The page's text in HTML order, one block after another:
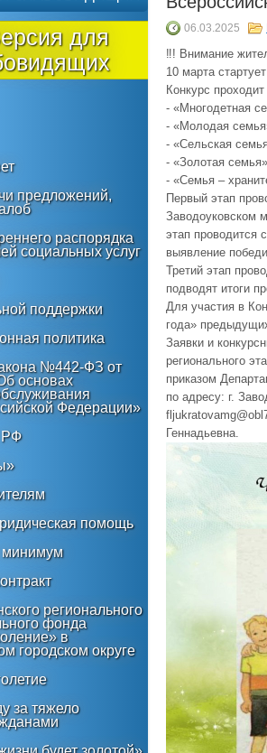
06.03.2025
‼! Внимание
10 марта
Конкурс
- «Многодетная
- «Молодая
- «Сельская
- «Золотая семья»
- «Семья –
Первый этап
Заводоуковском
этап проводится
выявление
Третий этап
подводят итоги
Для участия в
года»
Заявки и
регионального
приказом
по адресу: г.
Геннадьевна.
для
предложений,
распорядка
социальных услуг
поддержки
политика
№442-ФЗ от
основах
Федерации»
РФ
помощь
минимум
регионального
фонда
в
городском округе
за тяжело